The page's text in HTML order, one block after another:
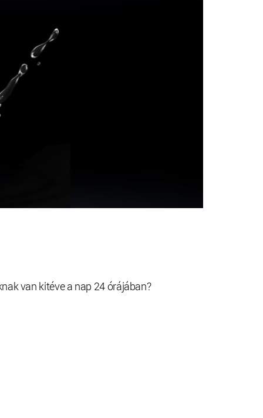
van kitéve a nap 24 órájában?